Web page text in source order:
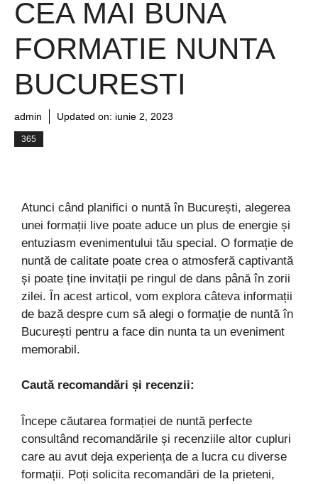
CEA MAI BUNA
FORMATIE NUNTA
BUCURESTI
admin Updated on: iunie 2, 2023
365
Atunci când planifici o nuntă în București, alegerea
unei formații live poate aduce un plus de energie și
entuziasm evenimentului tău special. O formație de
nuntă de calitate poate crea o atmosferă captivantă
și poate ține invitații pe ringul de dans până în zorii
zilei. În acest articol, vom explora câteva informații
de bază despre cum să alegi o formație de nuntă în
București pentru a face din nunta ta un eveniment
memorabil.
Caută recomandări și recenzii:
Începe căutarea formației de nuntă perfecte
consultând recomandările și recenziile altor cupluri
care au avut deja experiența de a lucra cu diverse
formații. Poți solicita recomandări de la prieteni,